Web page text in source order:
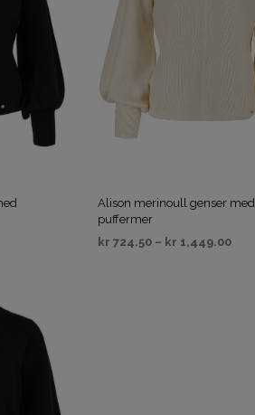
Alison merinoull genser med
puffermer
kr 724.50– kr 1,449.00